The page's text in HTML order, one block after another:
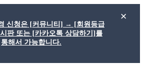
신청은 [커뮤니티] → [회원등급
판 또는 [카카오톡 상담하기]를
통해서 가능합니다.